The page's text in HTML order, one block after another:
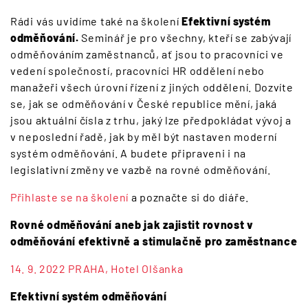
Rádi vás uvidíme také na školeníEfektivní systém
odměňování.Seminář je pro všechny, kteří se zabývají
odměňováním zaměstnanců, ať jsou to pracovníci ve
vedení společností, pracovníci HR oddělení nebo
manažeři všech úrovní řízení z jiných oddělení. Dozvíte
se, jak se odměňování v České republice mění, jaká
jsou aktuální čísla z trhu, jaký lze předpokládat vývoj a
v neposlední řadě, jak by měl být nastaven moderní
systém odměňování. A budete připraveni i na
legislativní změny ve vazbě na rovné odměňování.
Přihlaste se na školení a poznačte si do diáře.
Rovné odměňování aneb jak zajistit rovnost v
odměňování efektivně a stimulačně pro zaměstnance
14. 9. 2022 PRAHA, Hotel Olšanka
Efektivní systém odměňování